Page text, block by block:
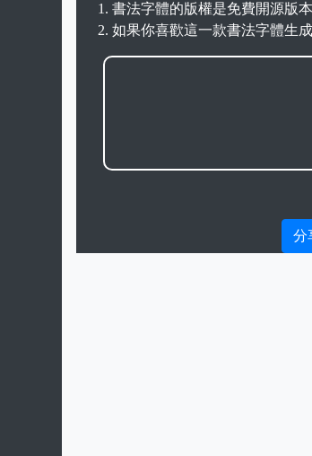
書法字體的版權是免費開源版
如果你喜歡這一款書法字體生
分